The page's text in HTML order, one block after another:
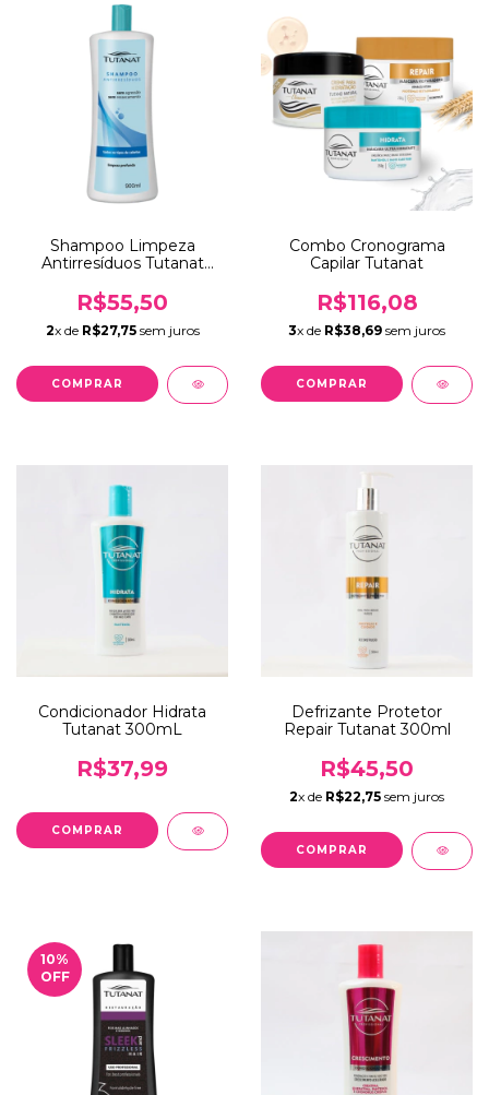
Shampoo Limpeza
Antirresíduos Tutanat
R$55,50
2x de R$27,75sem juros
Combo Cronograma
Capilar Tutanat
R$116,08
3x de R$38,69 sem juros
Condicionador Hidrata
Tutanat 300mL
R$37,99
Defrizante Protetor
Repair Tutanat 300ml
R$45,50
2x de R$22,75 sem juros
10%
OFF